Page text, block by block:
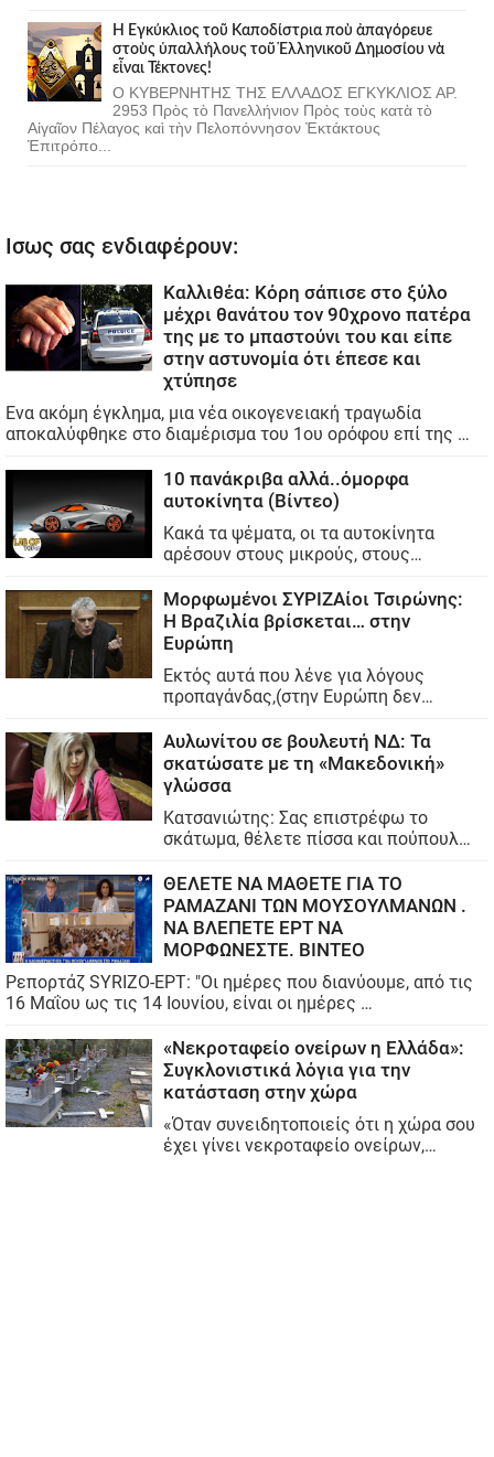
Ἡ Ἐγκύκλιος τοῦ Καποδίστρια ποὺ ἀπαγόρευε
στοὺς ὑπαλλήλους τοῦ Ἑλληνικοῦ Δημοσίου νὰ
εἶναι Τέκτονες!
Ο ΚΥΒΕΡΝΗΤΗΣ ΤΗΣ ΕΛΛΑΔΟΣ ΕΓΚΥΚΛΙΟΣ ΑΡ.
2953 Πρὸς τὸ Πανελλήνιον Πρὸς τοὺς κατὰ τὸ
Αἰγαῖον Πέλαγος καὶ τὴν Πελοπόννησον Ἐκτάκτους
Ἐπιτρόπο...